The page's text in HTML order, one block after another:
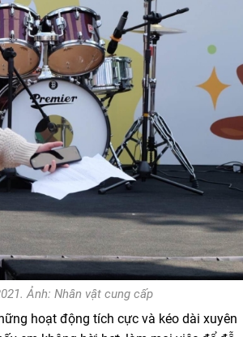
Ảnh: Nhân vật cung cấp
hoạt động tích cực và kéo dài xuyên